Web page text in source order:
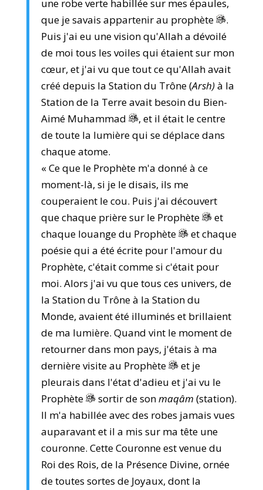
une robe verte habillée sur mes épaules,
que je savais appartenir au prophète
.
Puis j'ai eu une vision qu'Allah a dévoilé
de moi tous les voiles qui étaient sur mon
cœur, et j'ai vu que tout ce qu'Allah avait
créé depuis la Station du Trône (Arsh)à la
Station de la Terre avait besoin du Bien-
Aimé Muhammad
, et il était le centre
de toute la lumière qui se déplace dans
chaque atome.
« Ce que le Prophète m'a donné à ce
moment-là, si je le disais, ils me
couperaient le cou. Puis j'ai découvert
que chaque prière sur le Prophète
et
chaque louange du Prophète
et chaque
poésie qui a été écrite pour l'amour du
Prophète, c'était comme si c'était pour
moi. Alors j'ai vu que tous ces univers, de
la Station du Trône à la Station du
Monde, avaient été illuminés et brillaient
de ma lumière. Quand vint le moment de
retourner dans mon pays, j'étais à ma
dernière visite au Prophète
et je
pleurais dans l'état d'adieu et j'ai vu le
Prophète
sortir de sonmaqâm (station).
Il m'a habillée avec des robes jamais vues
auparavant et il a mis sur ma tête une
couronne. Cette Couronne est venue du
Roi des Rois, de la Présence Divine, ornée
de toutes sortes de Joyaux, dont la